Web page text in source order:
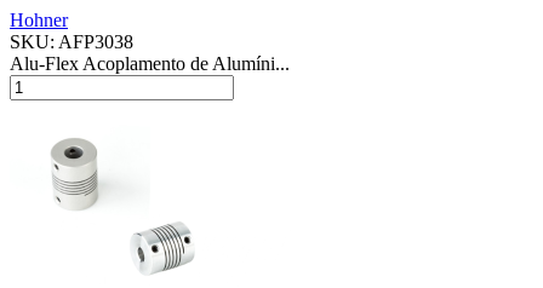
Hohner
SKU: AFP3038
Alu-Flex Acoplamento de Alumíni...